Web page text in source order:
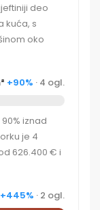
deo
kuća, s
oko
+90% · 4 ogl.
iznad
je 4
626.400 € i
+445% · 2 ogl.